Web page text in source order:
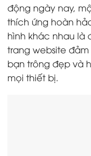
động ngày nay,
thích ứng hoàn
hình khác nhau là
trang website
bạn trông đẹp và
mọi thiết bị.